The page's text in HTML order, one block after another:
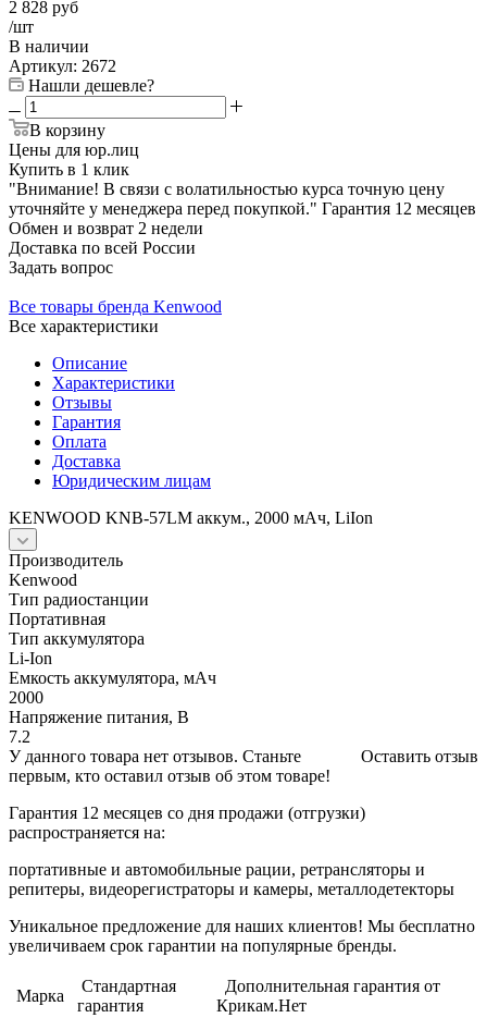
2 828 руб
/шт
В наличии
Артикул: 2672
Нашли дешевле?
В корзину
Цены для юр.лиц
Купить в 1 клик
"Внимание! В связи с волатильностью курса точную цену
уточняйте у менеджера перед покупкой." Гарантия 12 месяцев
Обмен и возврат 2 недели
Доставка по всей России
Задать вопрос
Все товары бренда Kenwood
Все характеристики
Описание
Характеристики
Отзывы
Гарантия
Оплата
Доставка
Юридическим лицам
KENWOOD KNB-57LM аккум., 2000 мАч, LiIon
Производитель
Kenwood
Тип радиостанции
Портативная
Тип аккумулятора
Li-Ion
Емкость аккумулятора, мАч
2000
Напряжение питания, В
7.2
Оставить отзыв
У данного товара нет отзывов. Станьте
первым, кто оставил отзыв об этом товаре!
Гарантия 12 месяцев со дня продажи (отгрузки)
распространяется на:
портативные и автомобильные рации, ретрансляторы и
репитеры, видеорегистраторы и камеры, металлодетекторы
Уникальное предложение для наших клиентов! Мы бесплатно
увеличиваем срок гарантии на популярные бренды.
Марка
Стандартная
гарантия
Дополнительная гарантия от
Крикам.Нет